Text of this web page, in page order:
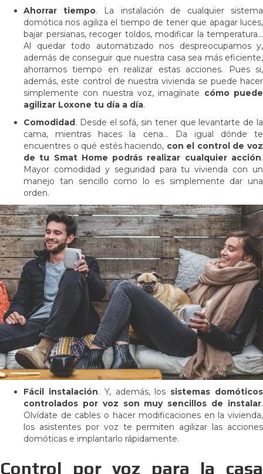
Ahorrar tiempo. La instalación de cualquier sistema
domótica nos agiliza el tiempo de tener que apagar luces,
bajar persianas, recoger toldos, modificar la temperatura…
Al quedar todo automatizado nos despreocupamos y,
además de conseguir que nuestra casa sea más eficiente,
ahorramos tiempo en realizar estas acciones. Pues si,
además, este control de nuestra vivienda se puede hacer
simplemente con nuestra voz, imagínate cómo puede
agilizar Loxone tu día a día.
Comodidad. Desde el sofá, sin tener que levantarte de la
cama, mientras haces la cena… Da igual dónde te
encuentres o qué estés haciendo, con el control de voz
de tu Smat Home podrás realizar cualquier acción.
Mayor comodidad y seguridad para tu vivienda con un
manejo tan sencillo como lo es simplemente dar una
orden.
Fácil instalación. Y, además, los sistemas domóticos
controlados por voz son muy sencillos de instalar.
Olvídate de cables o hacer modificaciones en la vivienda,
los asistentes por voz te permiten agilizar las acciones
domóticas e implantarlo rápidamente.
Control por voz para la casa